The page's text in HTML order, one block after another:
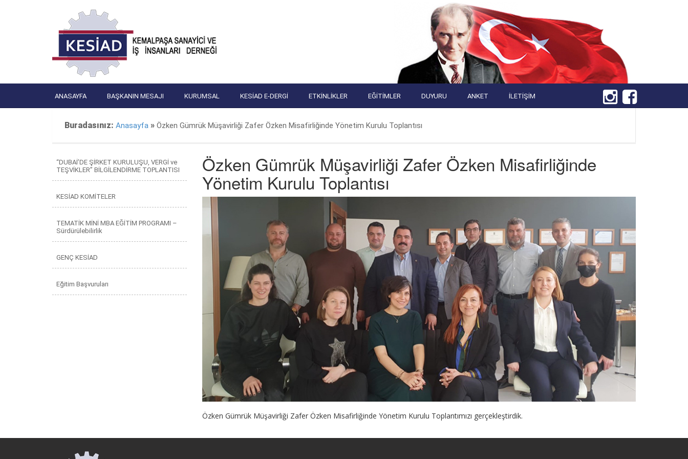
ANASAYFA BAŞKANIN MESAJI KURUMSAL KESIAD E-DERGI ETKINLIKLER EĞITIMLER DUYURU ANKET İLETIŞIM
Buradasınız: Anasayfa » Özken Gümrük Müşavirliği Zafer Özken Misafirliğinde Yönetim Kurulu Toplantısı
“DUBAİ’DE ŞİRKET KURULUŞU, VERGİ ve
TEŞVİKLER” BİLGİLENDİRME TOPLANTISI
KESİAD KOMİTELER
TEMATİK MİNİ MBA EĞİTİM PROGRAMI –
Sürdürülebilirlik
GENÇ KESİAD
Eğitim Başvuruları
Özken Gümrük Müşavirliği Zafer Özken Misafirliğinde
Yönetim Kurulu Toplantısı
Özken Gümrük Müşavirliği Zafer Özken Misafirliğinde Yönetim Kurulu Toplantımızı gerçekleştirdik.